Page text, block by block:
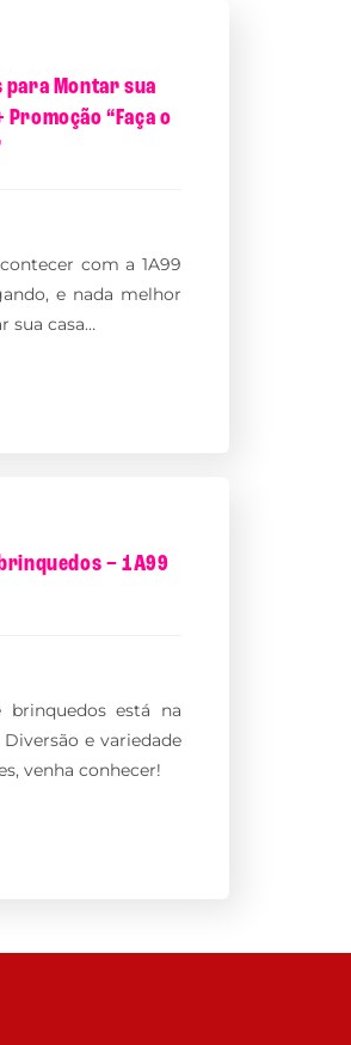
para Montar sua
“Faça o
com a 1A99
e nada melhor
sua casa…
– 1A99
está na
e variedade
venha conhecer!